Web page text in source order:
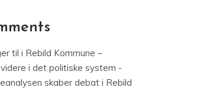
til i Rebild Kommune –
i det politiske system -
skaber debat i Rebild